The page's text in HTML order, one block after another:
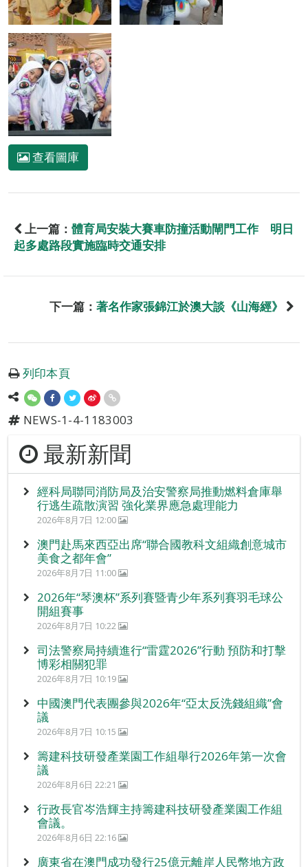
查看圖庫
上一篇： 體育局安裝大賽車防撞活動閘門工作 明日
起多處路段實施臨時交通安排
下一篇： 著名作家張錦江於澳大談《山海經》
列印本頁
NEWS-1-4-1183003
最新新聞
經科局聯同消防局及治安警察局推動燃料倉庫舉
行逃生疏散演習 強化業界應急處理能力
2026年8月7日 12:00
澳門赴馬來西亞出席“聯合國教科文組織創意城市
美食之都年會”
2026年8月7日 11:00
2026年“琴澳杯”系列賽暨青少年系列賽羽毛球公
開組賽事
2026年8月7日 10:22
司法警察局持續進行“雷霆2026”行動 預防和打擊
博彩相關犯罪
2026年8月7日 10:19
中國澳門代表團參與2026年“亞太反洗錢組織”會
議
2026年8月7日 10:15
籌建科技研發產業園工作組舉行2026年第一次會
議
2026年8月6日 22:21
行政長官岑浩輝主持籌建科技研發產業園工作組
會議。
2026年8月6日 22:16
廣東省在澳門成功發行25億元離岸人民幣地方政